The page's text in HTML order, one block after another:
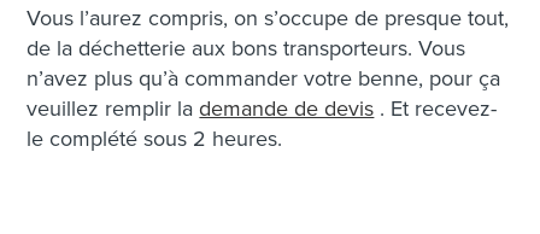
Vous l’aurez compris, on s’occupe de presque tout,
de la déchetterie aux bons transporteurs. Vous
n’avez plus qu’à commander votre benne, pour ça
veuillez remplir lademande de devis . Et recevez-
le complété sous 2 heures.